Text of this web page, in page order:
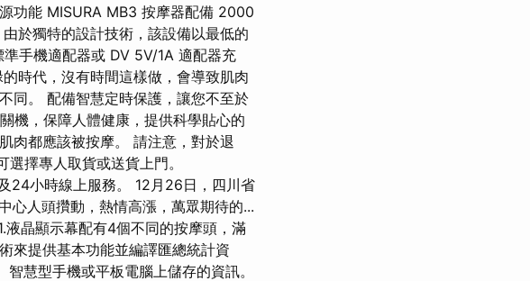
功能 MISURA MB3 按摩器配備 2000
於獨特的設計技術，該設備以最低的
手機適配器或 DV 5V/1A 適配器充
時代，沒有時間這樣做，會導致肌肉
同。 配備智慧定時保護，讓您不至於
機，保障人體健康，提供科學貼心的
肉都應該被按摩。 請注意，對於退
擇專人取貨或送貨上門。
24小時線上服務。 12月26日，四川省
心人頭攢動，熱情高漲，萬眾期待的...
液晶顯示幕配有4個不同的按摩頭，滿
來提供基本功能並編譯匯總統計資
慧型手機或平板電腦上儲存的資訊。